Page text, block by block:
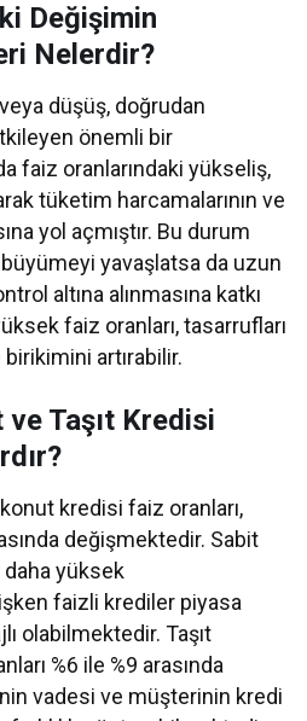
Değişimin
Nelerdir?
düşüş, doğrudan
önemli bir
faiz oranlarındaki yükseliş,
tüketim harcamalarının ve
yol açmıştır. Bu durum
yavaşlatsa da uzun
altına alınmasına katkı
faiz oranları, tasarrufları
artırabilir.
ve Taşıt Kredisi
konut kredisi faiz oranları,
değişmektedir. Sabit
yüksek
faizli krediler piyasa
olabilmektedir. Taşıt
%6 ile %9 arasında
vadesi ve müşterinin kredi